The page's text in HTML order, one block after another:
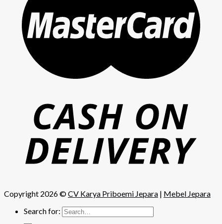
Copyright 2026 ©CV Karya Priboemi Jepara | Mebel Jepara
Search for: